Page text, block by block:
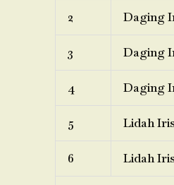
2 Daging
3 Daging
4 Daging
5 Lidah
6 Lidah